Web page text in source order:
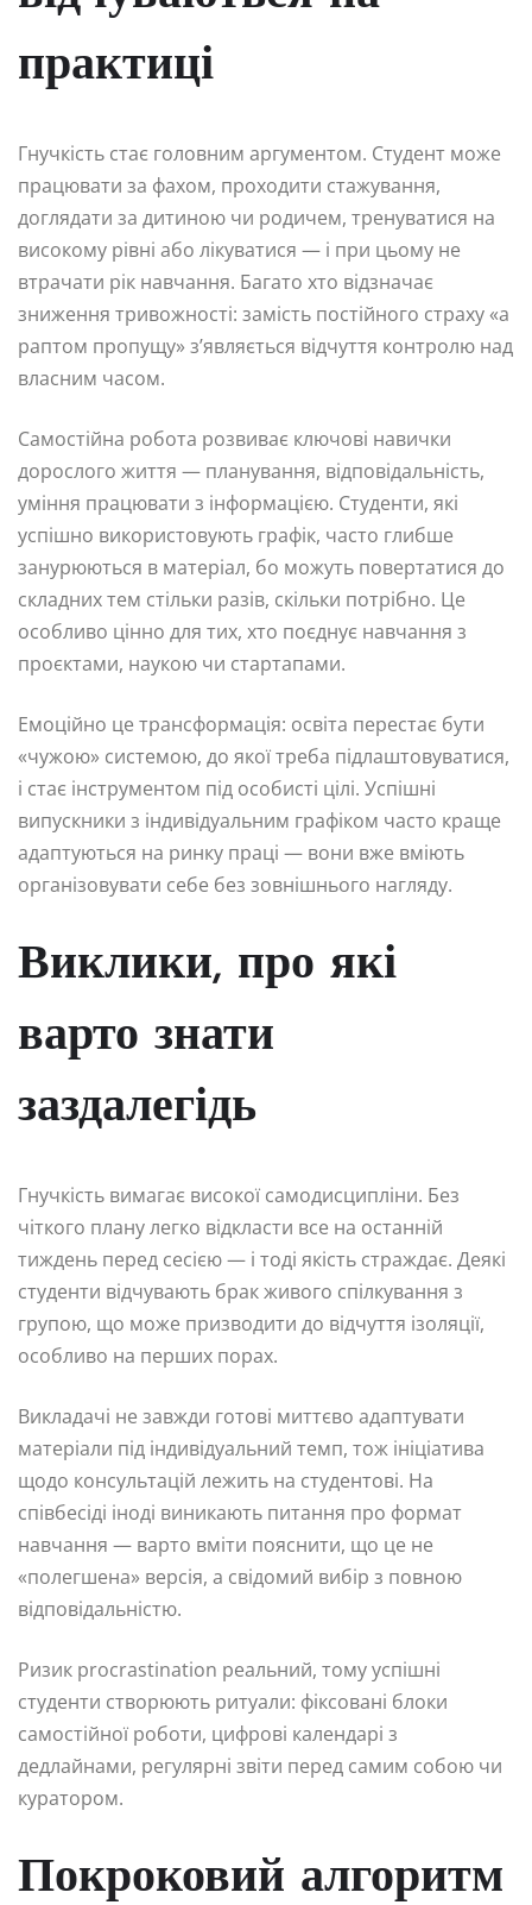
практиці
Гнучкість стає головним аргументом. Студент може
працювати за фахом, проходити стажування,
доглядати за дитиною чи родичем, тренуватися на
високому рівні або лікуватися — і при цьому не
втрачати рік навчання. Багато хто відзначає
зниження тривожності: замість постійного страху «а
раптом пропущу» з’являється відчуття контролю над
власним часом.
Самостійна робота розвиває ключові навички
дорослого життя — планування, відповідальність,
уміння працювати з інформацією. Студенти, які
успішно використовують графік, часто глибше
занурюються в матеріал, бо можуть повертатися до
складних тем стільки разів, скільки потрібно. Це
особливо цінно для тих, хто поєднує навчання з
проєктами, наукою чи стартапами.
Емоційно це трансформація: освіта перестає бути
«чужою» системою, до якої треба підлаштовуватися,
і стає інструментом під особисті цілі. Успішні
випускники з індивідуальним графіком часто краще
адаптуються на ринку праці — вони вже вміють
організовувати себе без зовнішнього нагляду.
Виклики, про які
варто знати
заздалегідь
Гнучкість вимагає високої самодисципліни. Без
чіткого плану легко відкласти все на останній
тиждень перед сесією — і тоді якість страждає. Деякі
студенти відчувають брак живого спілкування з
групою, що може призводити до відчуття ізоляції,
особливо на перших порах.
Викладачі не завжди готові миттєво адаптувати
матеріали під індивідуальний темп, тож ініціатива
щодо консультацій лежить на студентові. На
співбесіді іноді виникають питання про формат
навчання — варто вміти пояснити, що це не
«полегшена» версія, а свідомий вибір з повною
відповідальністю.
Ризик procrastination реальний, тому успішні
студенти створюють ритуали: фіксовані блоки
самостійної роботи, цифрові календарі з
дедлайнами, регулярні звіти перед самим собою чи
куратором.
Покроковий алгоритм